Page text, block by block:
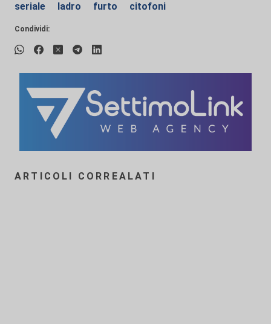
seriale ladro furto citofoni
Condividi:
ARTICOLI CORREALATI